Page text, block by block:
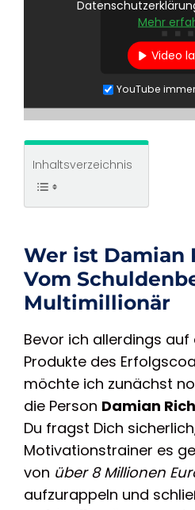
Mehr
Video
YouTube
Inhaltsverzeichnis
Wer ist Damian
Vom
Multimillionär
Bevor ich allerdings
Produkte des
möchte ich zunächst
die Person Damian
Du fragst Dich
Motivationstrainer es
von über 8 Millionen
aufzurappeln und